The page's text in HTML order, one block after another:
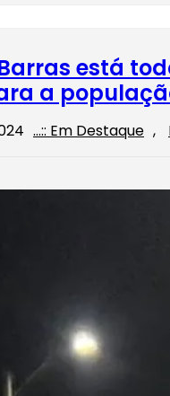
está
a
…:: Em Destaque ,